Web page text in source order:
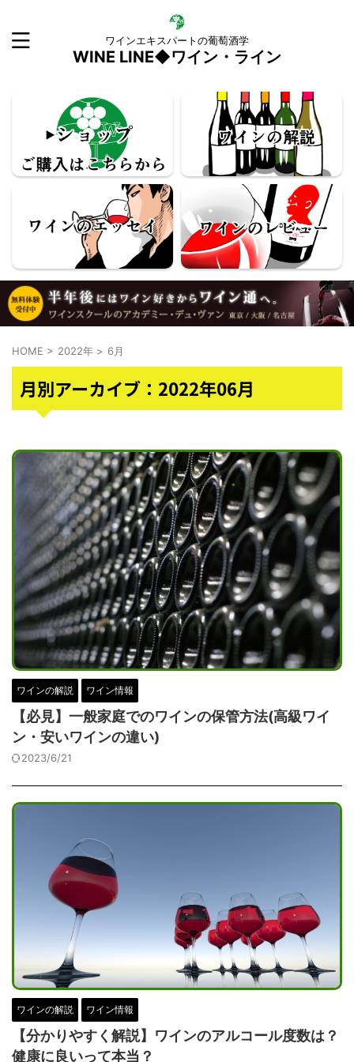
ワインエキスパートの葡萄酒学
WINE LINE◆ワイン・ライン
HOME > 2022年 > 6月
月別アーカイブ：2022年06月
ワインの解説 ワイン情報
【必見】一般家庭でのワインの保管方法(高級ワイ
ン・安いワインの違い)
2023/6/21
ワインの解説 ワイン情報
【分かりやすく解説】ワインのアルコール度数は？
健康に良いって本当？